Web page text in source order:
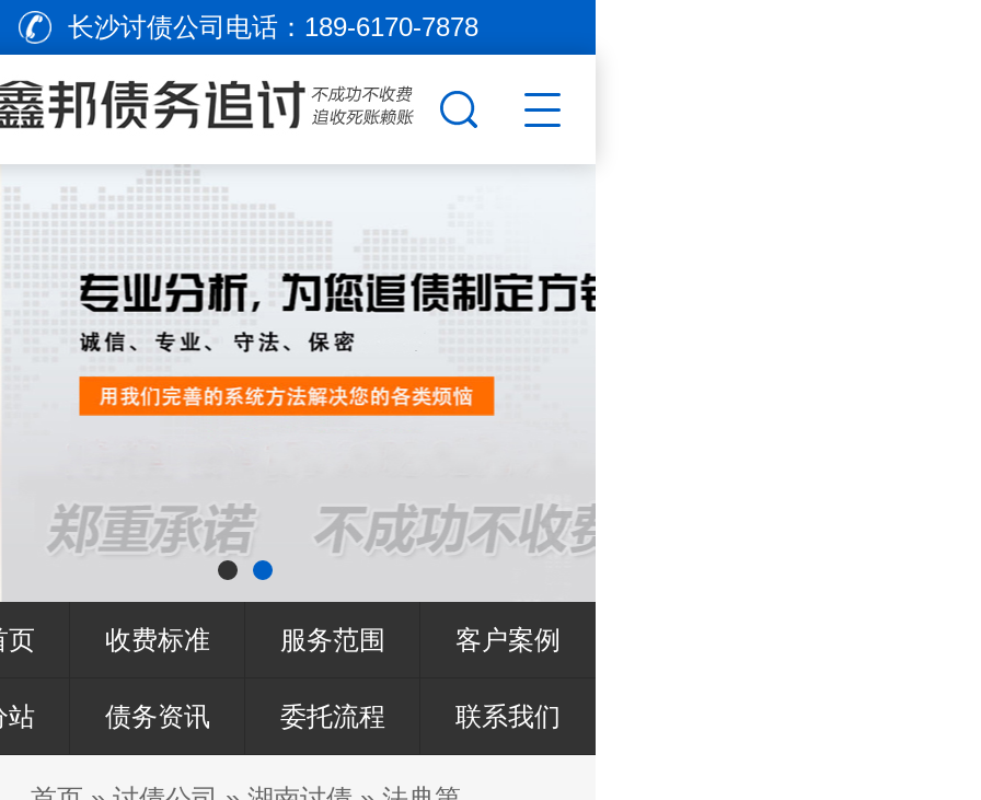
长沙讨债公司电话： 189-6170-7878
页 收费标准 服务范围 客户案例
站 债务资讯 委托流程 联系我们